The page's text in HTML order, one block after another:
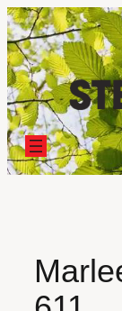
Ga
naar
de
inhoud